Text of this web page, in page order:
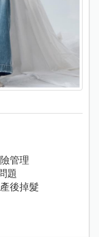
管理
題
後掉髮